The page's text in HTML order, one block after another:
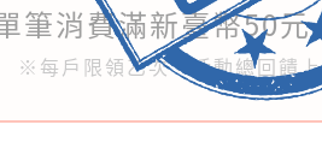
筆消費滿新臺幣50
※每戶限領乙次，活動總回饋